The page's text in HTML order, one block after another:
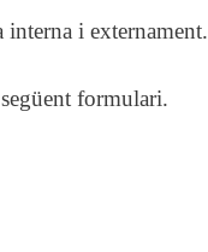
interna i externament.
formulari.